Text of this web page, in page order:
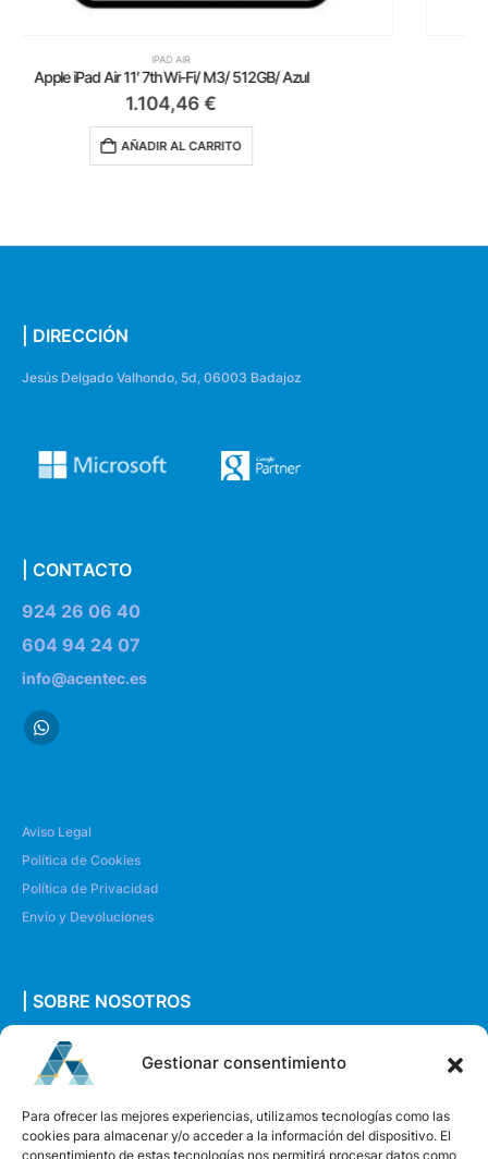
Gestionar consentimiento
Para ofrecer las mejores experiencias, utilizamos tecnologías como las
cookies para almacenar y/o acceder a la información del dispositivo. El
consentimiento de estas tecnologías nos permitirá procesar datos como
Apple iPad Air 11′ 7th Wi-Fi/ M3/ 1TB/ Blanco Estrella
1.364,46
AÑADIR AL CARRITO
| DIRECCIÓN
Jesús Delgado Valhondo, 5d, 06003 Badajoz
| CONTACTO
924 26 06 40
604 94 24 07
info@acentec.es
Aviso Legal
Política de Cookies
Política de Privacidad
Envío y Devoluciones
| SOBRE NOSOTROS
Quiénes somos
Envíanos un mensaje